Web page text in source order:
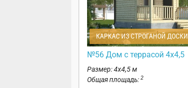
КАРКАС ИЗ СТРОГАНОЙ ДОСКИ
№56 Дом с террасой 4х4,5
Размер: 4х4,5 м
Общая площадь: 2